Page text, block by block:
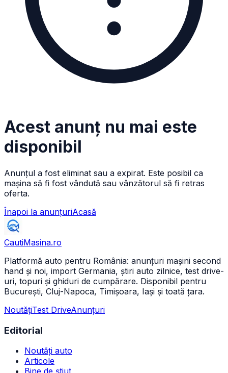
Acest anunț nu mai este
disponibil
Anunțul a fost eliminat sau a expirat. Este posibil ca
mașina să fi fost vândută sau vânzătorul să fi retras
oferta.
Înapoi la anunțuriAcasă
CautiMasina.ro
Platformă auto pentru România: anunțuri mașini second
hand și noi, import Germania, știri auto zilnice, test drive-
uri, topuri și ghiduri de cumpărare. Disponibil pentru
București, Cluj-Napoca, Timișoara, Iași și toată țara.
NoutățiTest DriveAnunțuri
Editorial
Noutăți auto
Articole